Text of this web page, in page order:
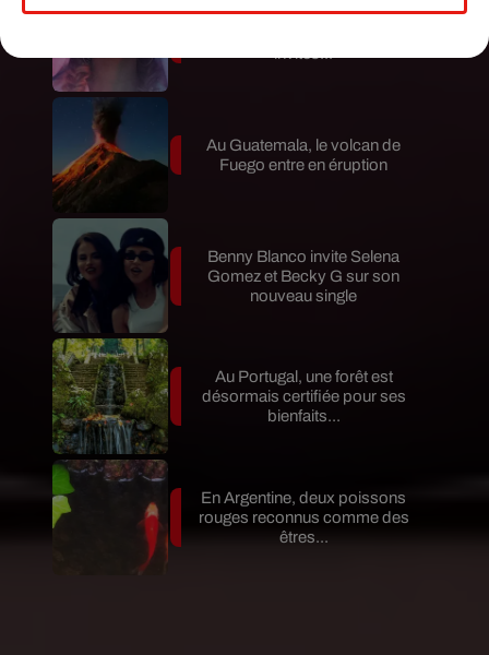
Karol G dévoile la tracklist de
invités...
Au Guatemala, le volcan de
Fuego entre en éruption
Benny Blanco invite Selena
Gomez et Becky G sur son
nouveau single
Au Portugal, une forêt est
désormais certifiée pour ses
bienfaits...
En Argentine, deux poissons
rouges reconnus comme des
êtres...